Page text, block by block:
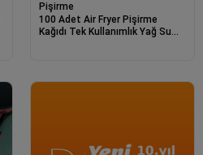
Pişirme
100 Adet Air Fryer Pişirme
Kağıdı Tek Kullanımlık Yağ Su